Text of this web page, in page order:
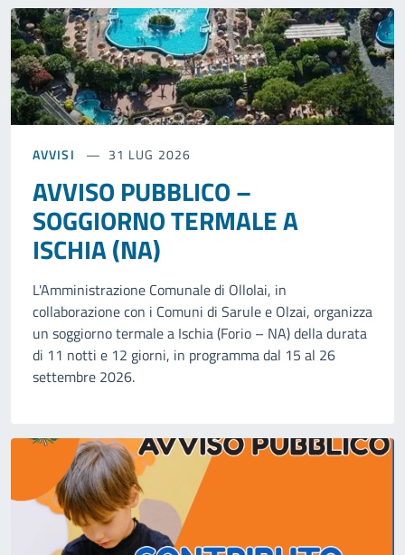
AVVISI 31 LUG 2026
AVVISO PUBBLICO –
SOGGIORNO TERMALE A
ISCHIA (NA)
L'Amministrazione Comunale di Ollolai, in
collaborazione con i Comuni di Sarule e Olzai, organizza
un soggiorno termale a Ischia (Forio – NA) della durata
di 11 notti e 12 giorni, in programma dal 15 al 26
settembre 2026.